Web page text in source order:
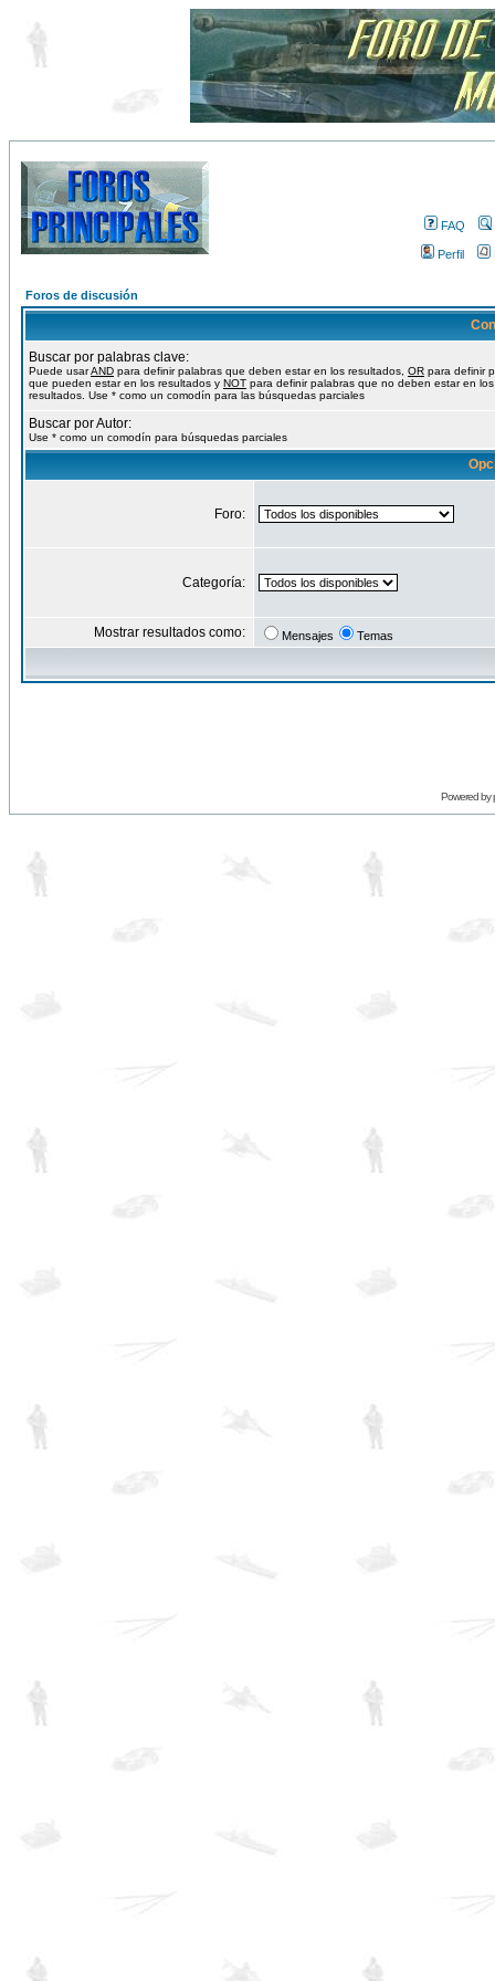
FAQ
Perfil
Foros de discusión
Buscar por palabras clave:
Puede usarAND para definir palabras que deben estar en los resultados, OR para definir
que pueden estar en los resultados y NOT para definir palabras que no deben estar en los
resultados. Use * como un comodín para las búsquedas parciales
Buscar por Autor:
Use * como un comodín para búsquedas parciales
Foro:
Categoría:
Mostrar resultados como: Mensajes Temas
Powered by